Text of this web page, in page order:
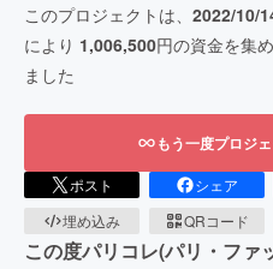
このプロジェクトは、 2022/10/
により 1,006,500円の資金を集め
ました
もう一度プロジ
ポスト シェア
埋め込み
QRコード
この度パリコレ(パリ・ファ